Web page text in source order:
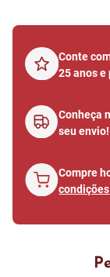
Conte
25 anos e
Conheça
seu
Compre
condições